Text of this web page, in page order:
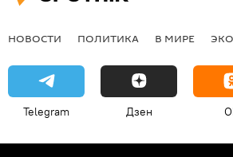
НОВОСТИ ПОЛИТИКА В МИРЕ
Telegram Дзен